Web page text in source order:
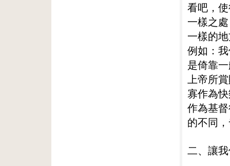
看吧，
一樣之
一樣的
例如：
是倚靠
上帝所
寡作為
作為基
的不同
二、讓